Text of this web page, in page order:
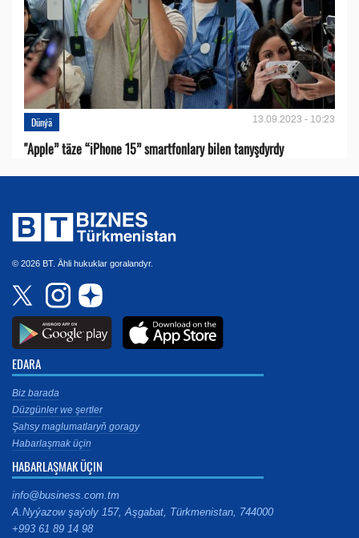
Dünýä 13.09.2023 - 10:23
"Apple” täze “iPhone 15” smartfonlary bilen tanyşdyrdy
© 2026 BT. Ähli hukuklar goralandyr.
EDARA
Biz barada
Düzgünler we şertler
Şahsy maglumatlaryň goragy
Habarlaşmak üçin
HABARLAŞMAK ÜÇIN
info@business.com.tm
A.Nyýazow şaýoly 157, Aşgabat, Türkmenistan, 744000
+993 61 89 14 98